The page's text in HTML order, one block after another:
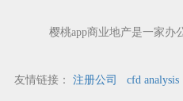
樱桃app商业地产是一家办公
友情链接： 注册公司 cfd analysis